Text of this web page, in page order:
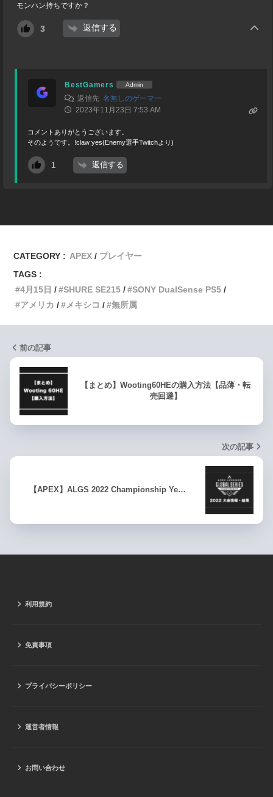
モンハン持ちですか？
3 返信する
BestGamers Admin
返信先名無しのゲーマー
2023年11月23日 7:53 AM
コメントありがとうございます。
そのようです。!claw yes(Enemy選手Twitchより)
1 返信する
CATEGORY : APEX
プレイヤー
TAGS :
4月15日
SHURE SE215
SONY DualSense PS5
アメリカ
メキシコ 無所属
前の記事
【まとめ】Wooting60HEの購入方法【品薄・転
売回避】
次の記事
【APEX】ALGS 2022 Championship Ye…
利用規約
免責事項
プライバシーポリシー
運営者情報
お問い合わせ